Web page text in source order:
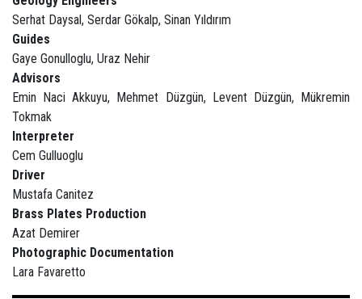
Serhat Daysal, Serdar Gökalp, Sinan Yıldırım
Guides
Gaye Gonulloglu, Uraz Nehir
Advisors
Emin Naci Akkuyu, Mehmet Düzgün, Levent Düzgün, Mükremin
Tokmak
Interpreter
Cem Gulluoglu
Driver
Mustafa Canitez
Brass Plates Production
Azat Demirer
Photographic Documentation
Lara Favaretto